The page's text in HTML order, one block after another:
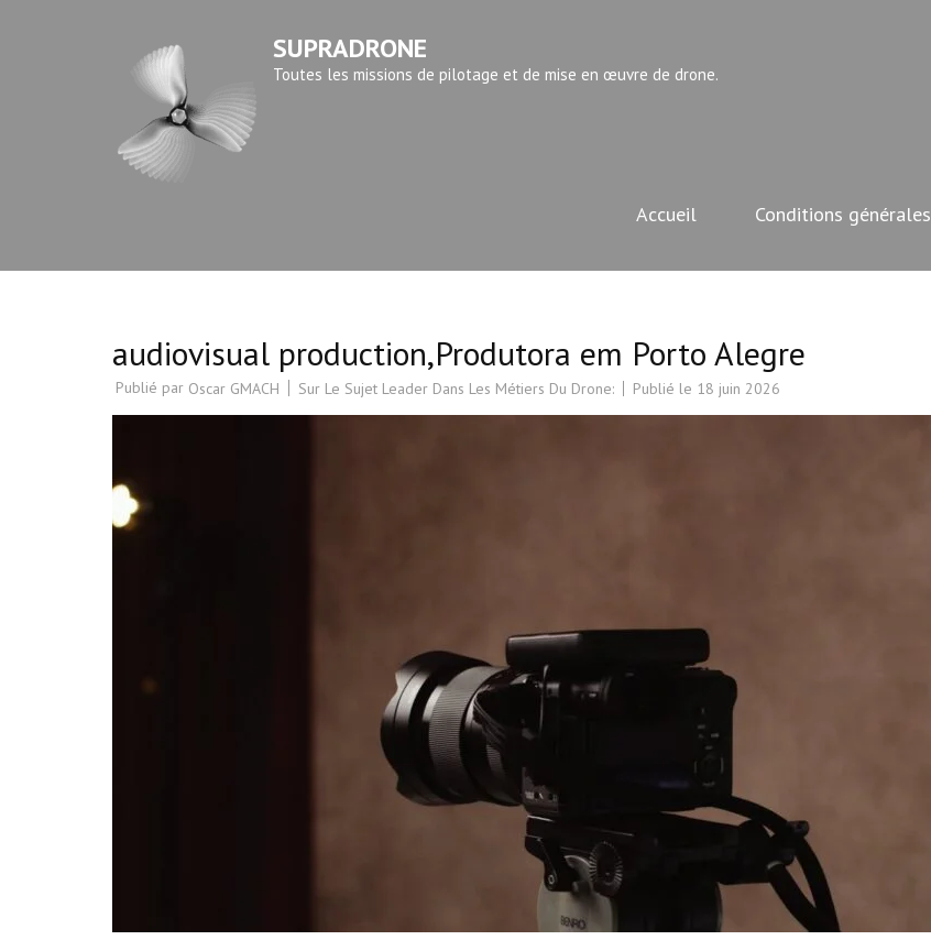
SUPRADRONE
Toutes les missions de pilotage et de mise en œuvre de drone.
Accueil Conditions générales
audiovisual production,Produtora em Porto Alegre
Publié par Oscar GMACH Sur Le Sujet Leader Dans Les Métiers Du Drone: Publié le 18 juin 2026